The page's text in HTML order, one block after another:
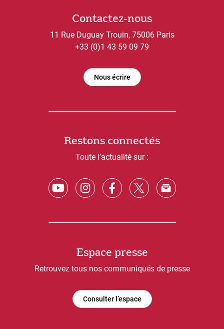
Contactez-nous
11 Rue Duguay Trouin, 75006 Paris
+33 (0)1 43 59 09 79
Nous écrire
Restons connectés
Toute l’actualité sur :
Espace presse
Retrouvez tous nos communiqués de presse
Consulter l’espace